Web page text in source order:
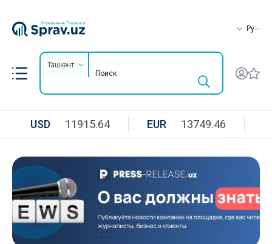
Ру
Ташкент
USD 11915.64 EUR 13749.46